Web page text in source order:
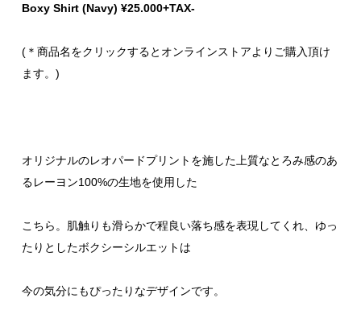
Boxy Shirt (Navy) ¥25.000+TAX-
(＊商品名をクリックするとオンラインストアよりご購入頂け
ます。)
オリジナルのレオパードプリントを施した上質なとろみ感のあ
るレーヨン100%の生地を使用した
こちら。肌触りも滑らかで程良い落ち感を表現してくれ、ゆっ
たりとしたボクシーシルエットは
今の気分にもぴったりなデザインです。